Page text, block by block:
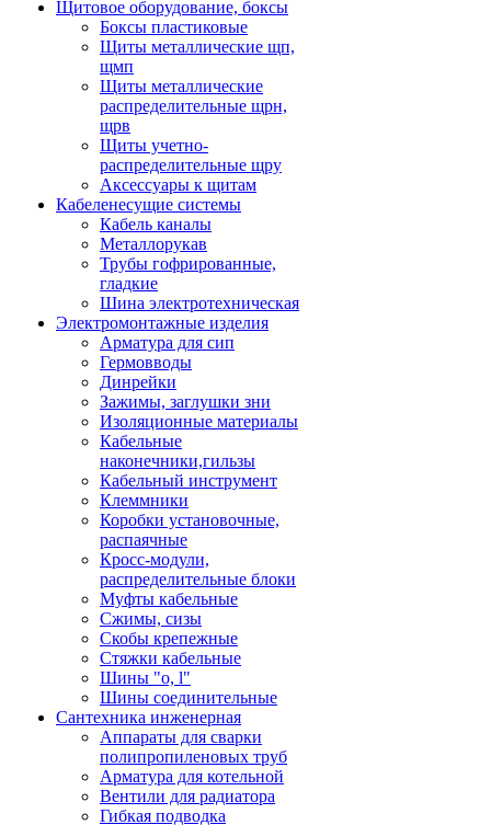
Щитовое оборудование, боксы
Боксы пластиковые
Щиты металлические щп,
щмп
Щиты металлические
распределительные щрн,
щрв
Щиты учетно-
распределительные щру
Аксессуары к щитам
Кабеленесущие системы
Кабель каналы
Металлорукав
Трубы гофрированные,
гладкие
Шина электротехническая
Электромонтажные изделия
Арматура для сип
Гермовводы
Динрейки
Зажимы, заглушки зни
Изоляционные материалы
Кабельные
наконечники,гильзы
Кабельный инструмент
Клеммники
Коробки установочные,
распаячные
Кросс-модули,
распределительные блоки
Муфты кабельные
Сжимы, сизы
Скобы крепежные
Стяжки кабельные
Шины "o, l"
Шины соединительные
Сантехника инженерная
Аппараты для сварки
полипропиленовых труб
Арматура для котельной
Вентили для радиатора
Гибкая подводка